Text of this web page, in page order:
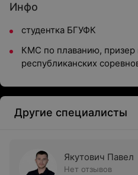
Инфо
студентка БГУФК
КМС по плаванию, призер
республиканских
Другие специалисты
Якутович Павел
Нет отзывов